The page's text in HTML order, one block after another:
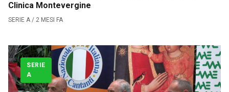
Clinica Montevergine
SERIE A / 2 MESI FA
SERIE
A